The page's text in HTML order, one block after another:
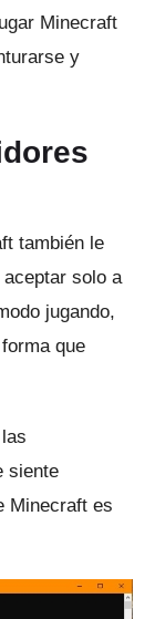
Minecraft
y
también le
solo a
jugando,
que
siente
Minecraft es